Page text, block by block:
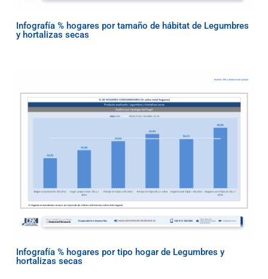
Infografía % hogares por tamaño de hábitat de Legumbres
y hortalizas secas
Infografía % hogares por tipo hogar de Legumbres y
hortalizas secas